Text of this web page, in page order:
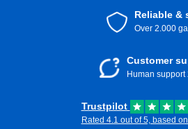
Reliable &
Over 2.000
Customer
Human support
Trustpilot
Rated 4.1 out of 5, based